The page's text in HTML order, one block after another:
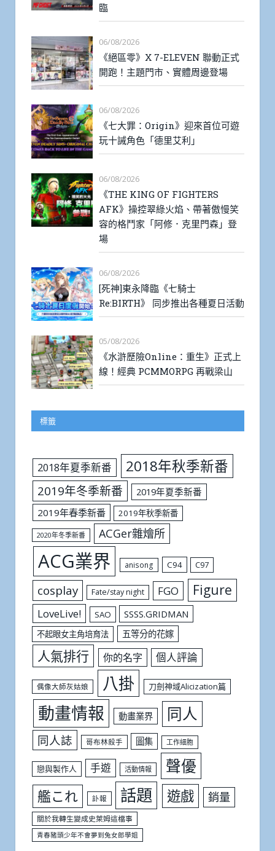
臨
06/08/2026
《絕區零》X 7-ELEVEN 聯動正式
開跑！主題門市、實體周邊登場
06/08/2026
《七大罪：Origin》迎來首位可遊
玩十誡角色「德里艾利」
06/08/2026
《THE KING OF FIGHTERS
AFK》操控翠綠火焰、帶著傲慢笑
容的格鬥家「阿修．克里門森」登
場
06/08/2026
[死神]東永降臨《七騎士
Re:BIRTH》 同步推出各種夏日活動
05/08/2026
《水滸歷險Online：重生》正式上
線！經典 PCMMORPG 再戰梁山
標籤
2018年夏季新番 2018年秋季新番
2019年冬季新番
2019年夏季新番
2019年春季新番
2019年秋季新番
2020年冬季新番 ACGer雜燴所
ACG業界 anisong C94 C97
cosplay Fate/stay night FGO Figure
LoveLive! SAO SSSS.GRIDMAN
不起眼女主角培育法 五等分的花嫁
人氣排行 你的名字 個人評論
偶像大師灰姑娘 八掛 刀劍神域Alicization篇
動畫情報 動畫業界 同人
同人誌 哥布林殺手 圖集 工作細胞
戀與製作人 手遊 活動情報 聲優
艦これ 訃報 話題 遊戲 銷量
關於我轉生變成史萊姆這檔事
青春豬頭少年不會夢到兔女郎學姐